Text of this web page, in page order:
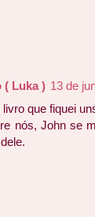
( Luka ) 13 de
que fiquei
nós, John se